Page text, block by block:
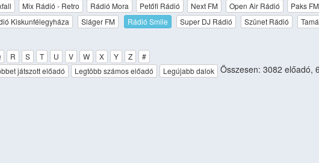
Mix Rádió - Retro Rádió Mora Petőfi Rádió Next FM Open Air Rádió Paks FM
Kiskunfélegyháza Sláger FM Rádió Smile Super DJ Rádió Szünet Rádió
R S T U V W X Y Z
#
játszott előadó Legtöbb számos előadó Legújabb dalok Összesen: 3082 előadó,